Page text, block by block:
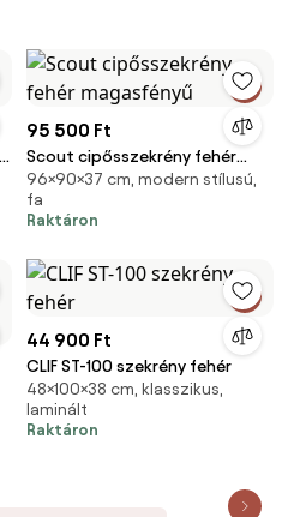
95 500 Ft
Scout cipősszekrény fehér
magasfényű
96×90×37 cm, modern stílusú,
fa
Raktáron
44 900 Ft
CLIF ST-100 szekrény fehér
48×100×38 cm, klasszikus,
laminált
Raktáron